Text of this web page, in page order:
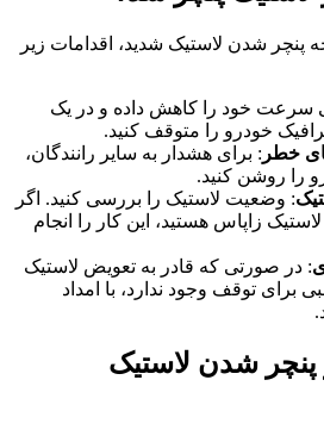
پنچر شدن لاستیک شدید، اقدامات زیر
سرعت خود را کاهش داده و در یک
خودرو را متوقف کنید.
خطر : برای هشدار به سایر رانندگان،
را روشن کنید.
: وضعیت لاستیک را بررسی کنید. اگر
زاپاس هستید، این کار را انجام
: در صورتی که قادر به تعویض لاستیک
برای توقف وجود ندارد، با امداد
پنچر شدن لاستیک